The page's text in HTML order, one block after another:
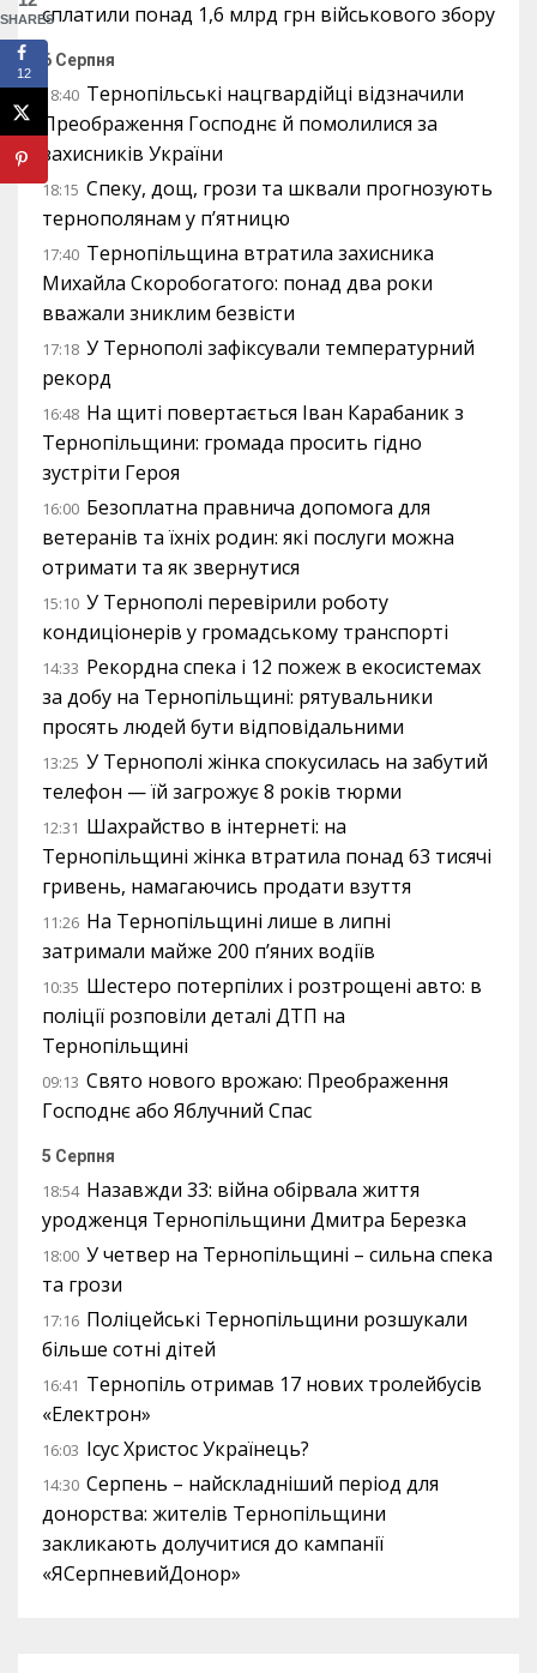
сплатили понад 1,6 млрд грн військового збору
6 Серпня
18:40 Тернопільські нацгвардійці відзначили
Преображення Господнє й помолилися за
захисників України
18:15 Спеку, дощ, грози та шквали прогнозують
тернополянам у п’ятницю
17:40 Тернопільщина втратила захисника
Михайла Скоробогатого: понад два роки
вважали зниклим безвісти
17:18 У Тернополі зафіксували температурний
рекорд
16:48 На щиті повертається Іван Карабаник з
Тернопільщини: громада просить гідно
зустріти Героя
16:00 Безоплатна правнича допомога для
ветеранів та їхніх родин: які послуги можна
отримати та як звернутися
15:10 У Тернополі перевірили роботу
кондиціонерів у громадському транспорті
14:33 Рекордна спека і 12 пожеж в екосистемах
за добу на Тернопільщині: рятувальники
просять людей бути відповідальними
13:25 У Тернополі жінка спокусилась на забутий
телефон — їй загрожує 8 років тюрми
12:31 Шахрайство в інтернеті: на
Тернопільщині жінка втратила понад 63 тисячі
гривень, намагаючись продати взуття
11:26 На Тернопільщині лише в липні
затримали майже 200 п’яних водіїв
10:35 Шестеро потерпілих і розтрощені авто: в
поліції розповіли деталі ДТП на
Тернопільщині
09:13 Свято нового врожаю: Преображення
Господнє або Яблучний Спас
5 Серпня
18:54 Назавжди 33: війна обірвала життя
уродженця Тернопільщини Дмитра Березка
18:00 У четвер на Тернопільщині – сильна спека
та грози
17:16 Поліцейські Тернопільщини розшукали
більше сотні дітей
16:41 Тернопіль отримав 17 нових тролейбусів
«Електрон»
16:03 Ісус Христос Українець?
14:30 Серпень – найскладніший період для
донорства: жителів Тернопільщини
закликають долучитися до кампанії
«ЯСерпневийДонор»
SHARES
12